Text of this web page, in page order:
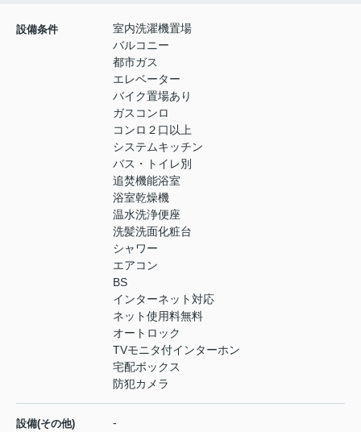
設備条件
室内洗濯機置場
バルコニー
都市ガス
エレベーター
バイク置場あり
ガスコンロ
コンロ２口以上
システムキッチン
バス・トイレ別
追焚機能浴室
浴室乾燥機
温水洗浄便座
洗髪洗面化粧台
シャワー
エアコン
BS
インターネット対応
ネット使用料無料
オートロック
TVモニタ付インターホン
宅配ボックス
防犯カメラ
設備(その他) -